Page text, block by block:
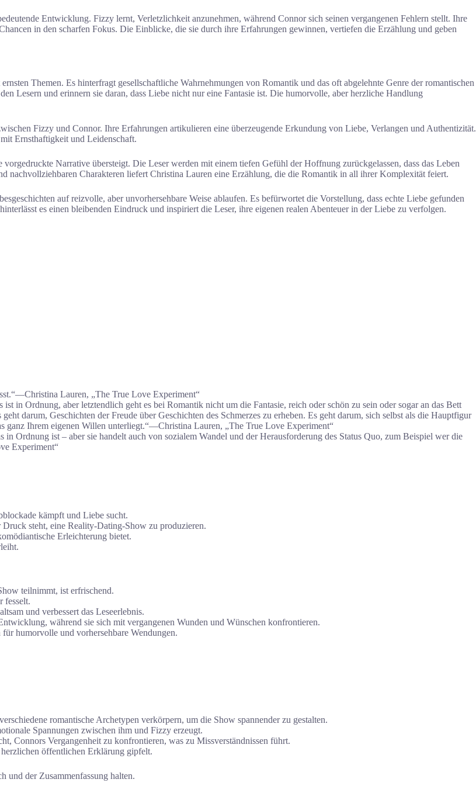
Entwicklung. Fizzy lernt, Verletzlichkeit anzunehmen, während Connor sich seinen vergangenen Fehlern stellt. Ihre
in den scharfen Fokus. Die Einblicke, die sie durch ihre Erfahrungen gewinnen, vertiefen die Erzählung und geben
Themen. Es hinterfragt gesellschaftliche Wahrnehmungen von Romantik und das oft abgelehnte Genre der romantischen
Lesern und erinnern sie daran, dass Liebe nicht nur eine Fantasie ist. Die humorvolle, aber herzliche Handlung
Fizzy und Connor. Ihre Erfahrungen artikulieren eine überzeugende Erkundung von Liebe, Verlangen und Authentizität.
Ernsthaftigkeit und Leidenschaft.
Narrative übersteigt. Die Leser werden mit einem tiefen Gefühl der Hoffnung zurückgelassen, dass das Leben
nachvollziehbaren Charakteren liefert Christina Lauren eine Erzählung, die die Romantik in all ihrer Komplexität feiert.
auf reizvolle, aber unvorhersehbare Weise ablaufen. Es befürwortet die Vorstellung, dass echte Liebe gefunden
es einen bleibenden Eindruck und inspiriert die Leser, ihre eigenen realen Abenteuer in der Liebe zu verfolgen.
Lauren, „The True Love Experiment“
in Ordnung, aber letztendlich geht es bei Romantik nicht um die Fantasie, reich oder schön zu sein oder sogar an das Bett
darum, Geschichten der Freude über Geschichten des Schmerzes zu erheben. Es geht darum, sich selbst als die Hauptfigur
ganz Ihrem eigenen Willen unterliegt.“―Christina Lauren, „The True Love Experiment“
Ordnung ist – aber sie handelt auch von sozialem Wandel und der Herausforderung des Status Quo, zum Beispiel wer die
Experiment“
kämpft und Liebe sucht.
steht, eine Reality-Dating-Show zu produzieren.
Erleichterung bietet.
teilnimmt, ist erfrischend.
fesselt.
und verbessert das Leseerlebnis.
während sie sich mit vergangenen Wunden und Wünschen konfrontieren.
humorvolle und vorhersehbare Wendungen.
romantische Archetypen verkörpern, um die Show spannender zu gestalten.
Spannungen zwischen ihm und Fizzy erzeugt.
Connors Vergangenheit zu konfrontieren, was zu Missverständnissen führt.
öffentlichen Erklärung gipfelt.
und der Zusammenfassung halten.